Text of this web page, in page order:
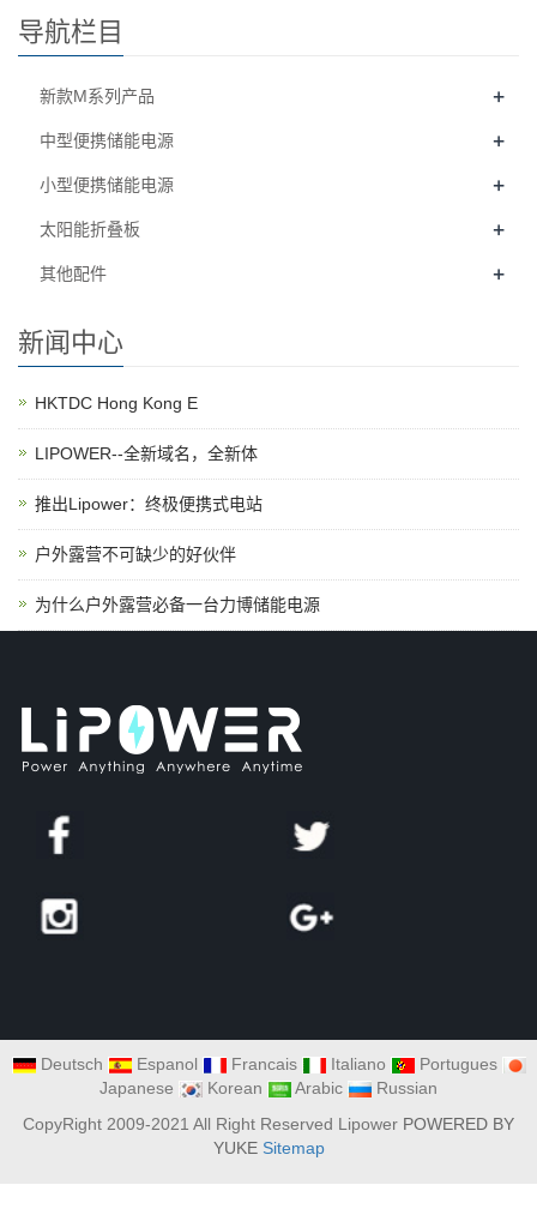
导航栏目
新款M系列产品 +
中型便携储能电源 +
小型便携储能电源 +
太阳能折叠板 +
其他配件 +
新闻中心
HKTDC Hong Kong E
LIPOWER--全新域名，全新体
推出Lipower：终极便携式电站
户外露营不可缺少的好伙伴
为什么户外露营必备一台力博储能电源
Deutsch Espanol Francais Italiano
Portugues
Japanese
Korean Arabic
Russian
CopyRight 2009-2021 All Right Reserved Lipower POWERED BY
YUKE Sitemap